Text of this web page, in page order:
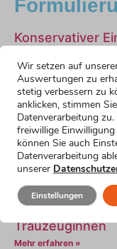
Konservativer
Mehr erfahren »
Hochzeitsrede
Mehr erfahren »
Einstieg in die
mit Witz und
Mehr erfahren »
Einstieg für
Trauzeuginnen
Mehr erfahren »
Einstieg für
Trauzeuginnen
Mehr erfahren »
Wir setzen auf
Auswertungen zu
stetig verbessern zu
anklicken, stimmen
Datenverarbeitung
freiwillige
können Sie auch
Datenverarbeitung
unserer
Einstellungen